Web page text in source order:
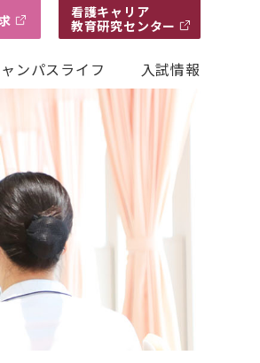
看護キャリア
教育研究センター
ンパスライフ 入試情報